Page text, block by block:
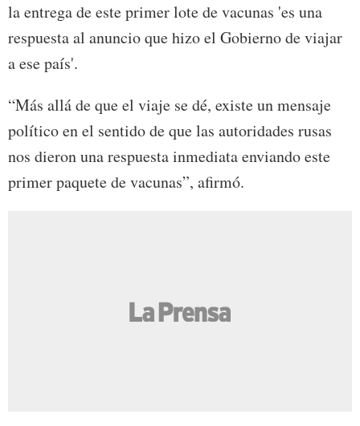
la entrega de este primer lote de vacunas 'es una
respuesta al anuncio que hizo el Gobierno de viajar
a ese país'.
“Más allá de que el viaje se dé, existe un mensaje
político en el sentido de que las autoridades rusas
nos dieron una respuesta inmediata enviando este
primer paquete de vacunas”, afirmó.